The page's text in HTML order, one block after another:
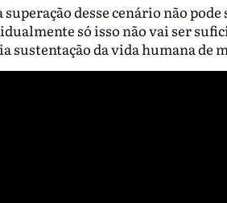
superação desse cenário não
só isso não vai ser
sustentação da vida humana de